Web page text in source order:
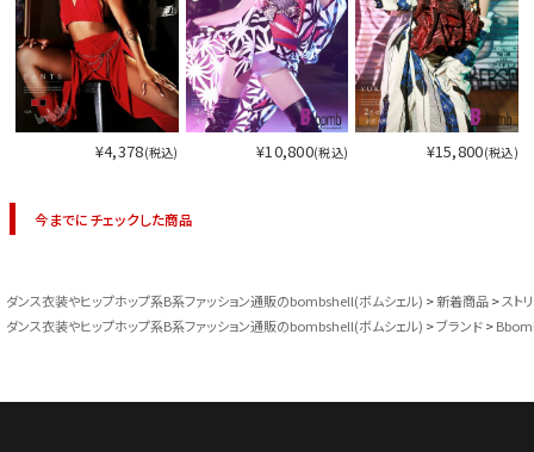
¥4,378(税込) ¥10,800(税込) ¥15,800(税込)
今までにチェックした商品
ダンス衣装やヒップホップ系B系ファッション通販のbombshell(ボムシェル) 新着商品
スト
ダンス衣装やヒップホップ系B系ファッション通販のbombshell(ボムシェル)
ブランド